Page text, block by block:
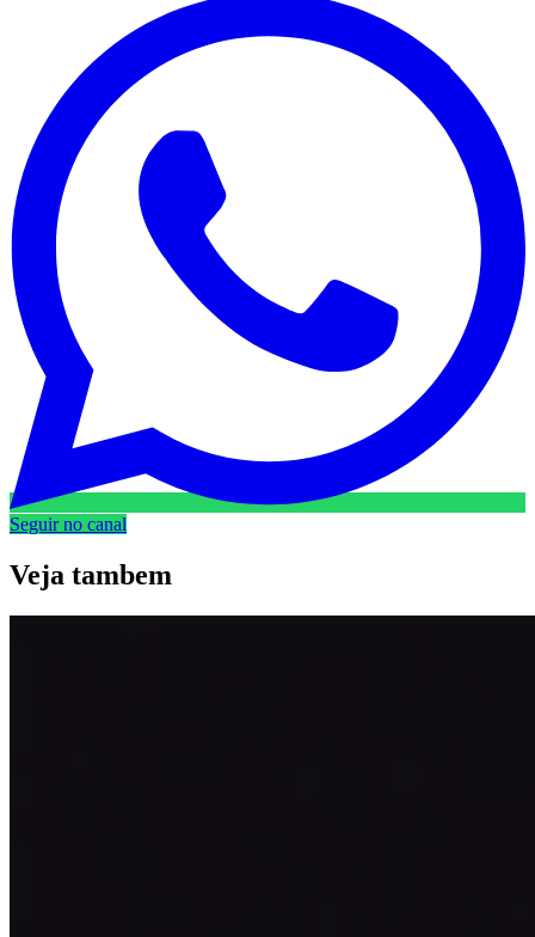
Seguir no canal
Veja tambem